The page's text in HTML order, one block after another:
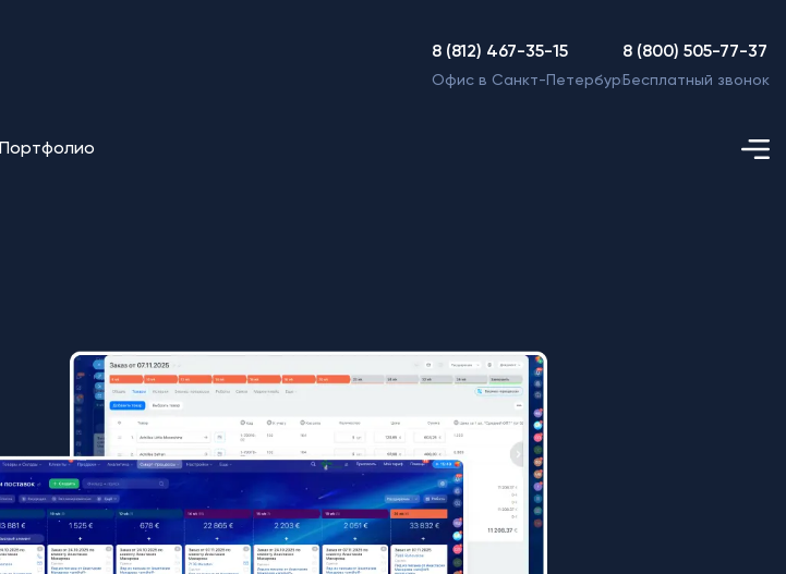
8 (812) 467-35-15
Офис в Санкт-Петербурге
8 (800) 505-77-37
Бесплатный звонок
Портфолио